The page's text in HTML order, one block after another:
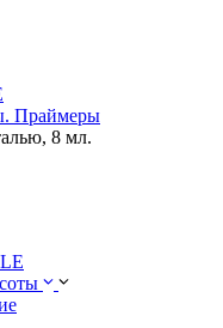
Праймеры
8 мл.